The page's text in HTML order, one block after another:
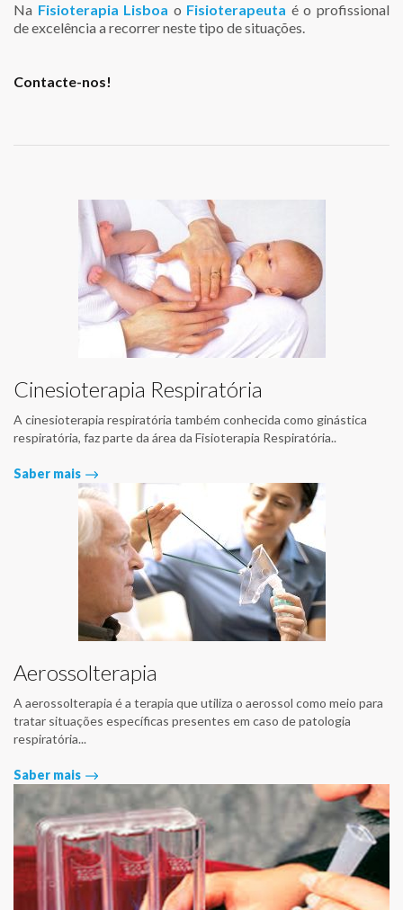
Na Fisioterapia Lisboa o Fisioterapeuta é o profissional
de excelência a recorrer neste tipo de situações.
Contacte-nos!
Cinesioterapia Respiratória
A cinesioterapia respiratória também conhecida como ginástica
respiratória, faz parte da área da Fisioterapia Respiratória..
Saber mais
Aerossolterapia
A aerossolterapia é a terapia que utiliza o aerossol como meio para
tratar situações específicas presentes em caso de patologia
respiratória...
Saber mais